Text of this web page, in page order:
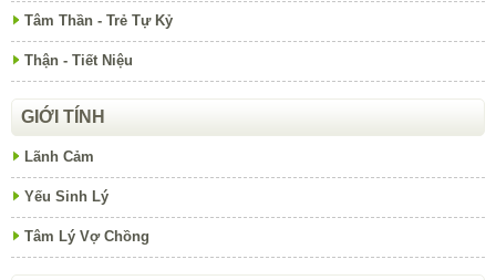
Tâm Thần - Trẻ Tự Kỷ
Thận - Tiết Niệu
GIỚI TÍNH
Lãnh Cảm
Yếu Sinh Lý
Tâm Lý Vợ Chồng